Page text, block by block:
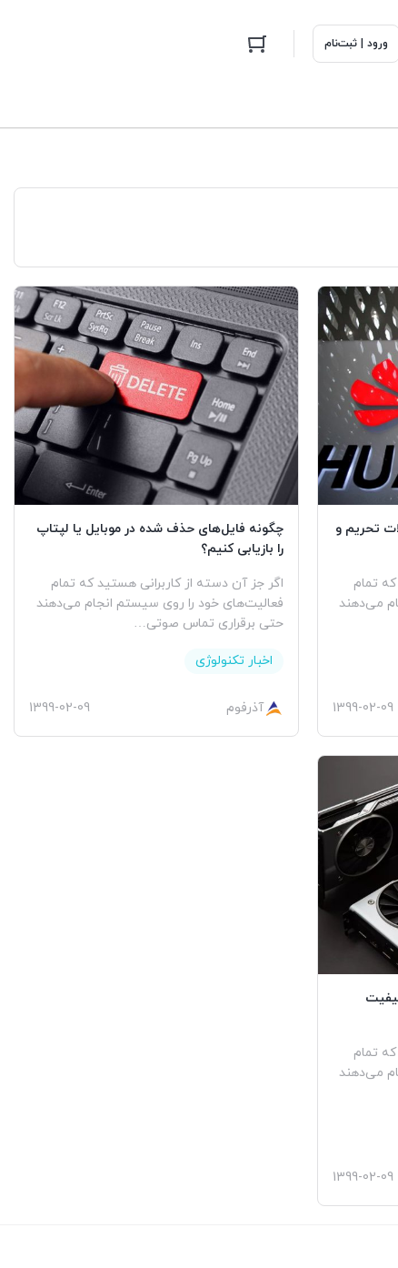
ورود | ثبت‌نام
تحریم و
تمام
می‌دهند
1399-02-09
چگونه فایل‌های حذف شده در موبایل یا لپتاپ
را بازیابی کنیم؟
اگر جز آن دسته از کاربرانی هستید که تمام
فعالیت‌های خود را روی سیستم انجام می‌دهند
حتی برقراری تماس صوتی…
اخبار تکنولوژی
آذرفوم 1399-02-09
تمام
می‌دهند
1399-02-09